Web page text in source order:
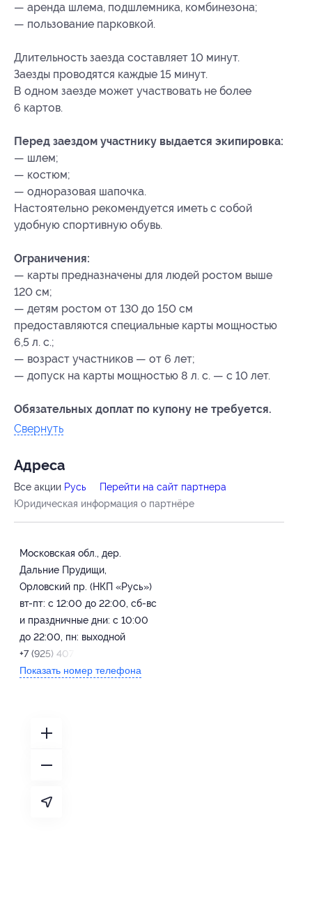
— аренда шлема, подшлемника, комбинезона;
— пользование парковкой.
Длительность заезда составляет 10 минут.
Заезды проводятся каждые 15 минут.
В одном заезде может участвовать не более
6 картов.
Перед заездом участнику выдается экипировка:
— шлем;
— костюм;
— одноразовая шапочка.
Настоятельно рекомендуется иметь с собой
удобную спортивную обувь.
Ограничения:
— карты предназначены для людей ростом выше
120 см;
— детям ростом от 130 до 150 см
предоставляются специальные карты мощностью
6,5 л. с.;
— возраст участников — от 6 лет;
— допуск на карты мощностью 8 л. с. — с 10 лет.
Обязательных доплат по купону не требуется.
Свернуть
Адресa
Все акции Русь
Перейти на сайт партнера
Юридическая информация о партнёре
Московская обл., дер.
Дальние Прудищи,
Орловский пр. (НКП «Русь»)
вт-пт: с 12:00 до 22:00, сб-вс
и праздничные дни: с 10:00
до 22:00, пн: выходной
+7 (925) 407-07-25
Показать номер телефона